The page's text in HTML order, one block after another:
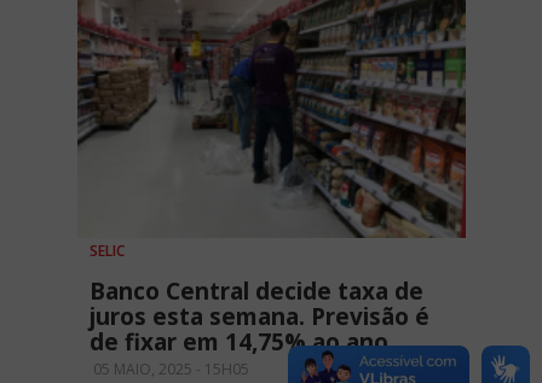
SELIC
Banco Central decide taxa de
juros esta semana. Previsão é
de fixar em 14,75% ao ano
05 MAIO, 2025 - 15H05